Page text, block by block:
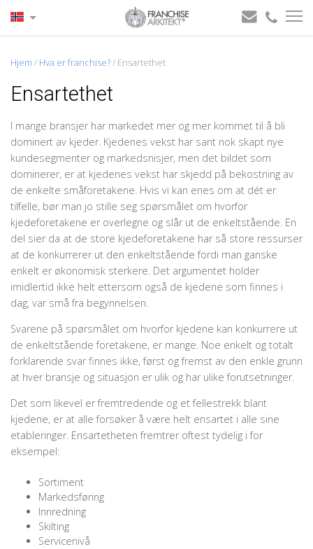
Hjem / Hva er franchise?/ Ensartethet
Ensartethet
I mange bransjer har markedet mer og mer kommet til å bli
dominert av kjeder. Kjedenes vekst har sant nok skapt nye
kundesegmenter og markedsnisjer, men det bildet som
dominerer, er at kjedenes vekst har skjedd på bekostning av
de enkelte småforetakene. Hvis vi kan enes om at dét er
tilfelle, bør man jo stille seg spørsmålet om hvorfor
kjedeforetakene er overlegne og slår ut de enkeltstående. En
del sier da at de store kjedeforetakene har så store ressurser
at de konkurrerer ut den enkeltstående fordi man ganske
enkelt er økonomisk sterkere. Det argumentet holder
imidlertid ikke helt ettersom også de kjedene som finnes i
dag, var små fra begynnelsen.
Svarene på spørsmålet om hvorfor kjedene kan konkurrere ut
de enkeltstående foretakene, er mange. Noe enkelt og totalt
forklarende svar finnes ikke, først og fremst av den enkle grunn
at hver bransje og situasjon er ulik og har ulike forutsetninger.
Det som likevel er fremtredende og et fellestrekk blant
kjedene, er at alle forsøker å være helt ensartet i alle sine
etableringer. Ensartetheten fremtrer oftest tydelig i for
eksempel:
Sortiment
Markedsføring
Innredning
Skilting
Servicenivå